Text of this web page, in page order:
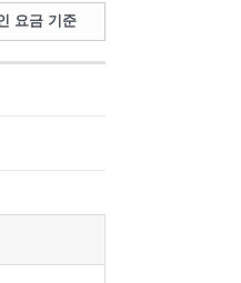
요금 기준